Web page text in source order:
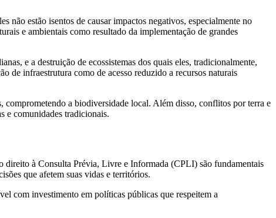
não estão isentos de causar impactos negativos, especialmente no
e ambientais como resultado da implementação de grandes
e a destruição de ecossistemas dos quais eles, tradicionalmente,
de infraestrutura como de acesso reduzido a recursos naturais
comprometendo a biodiversidade local. Além disso, conflitos por terra e
e comunidades tradicionais.
direito à Consulta Prévia, Livre e Informada (CPLI) são fundamentais
que afetem suas vidas e territórios.
com investimento em políticas públicas que respeitem a